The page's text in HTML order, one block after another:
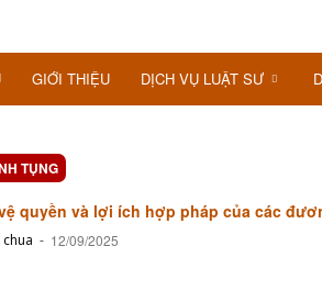
GIỚI THIỆU DỊCH VỤ LUẬT SƯ
TỤNG
quyền và lợi ích hợp pháp của các
- 12/09/2025